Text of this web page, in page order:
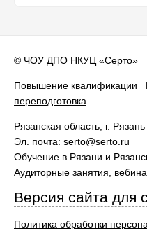
© ЧОУ ДПО НКУЦ «Серто»
Повышение квалификации
переподготовка
Рязанская область, г. Рязань
Эл. почта: serto@serto.ru
Обучение в Рязани и
Аудиторные занятия,
Версия сайта для
Политика обработки